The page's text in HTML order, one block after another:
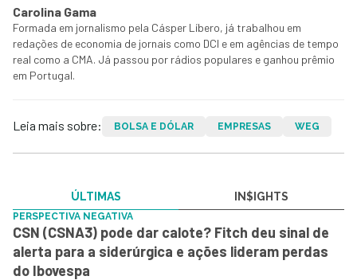
Carolina Gama
Formada em jornalismo pela Cásper Líbero, já trabalhou em
redações de economia de jornais como DCI e em agências de tempo
real como a CMA. Já passou por rádios populares e ganhou prêmio
em Portugal.
Leia mais sobre: BOLSA E DÓLAR EMPRESAS WEG
ÚLTIMAS IN$IGHTS
PERSPECTIVA NEGATIVA
CSN (CSNA3) pode dar calote? Fitch deu sinal de
alerta para a siderúrgica e ações lideram perdas
do Ibovespa